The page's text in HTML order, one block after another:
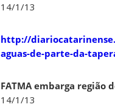
14/1/13
http://
aguas-de-parte-da-
FATMA embarga região
14/1/13